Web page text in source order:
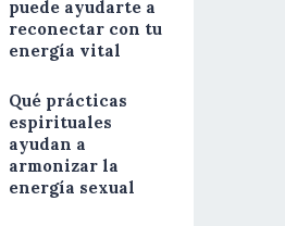
puede ayudarte a
reconectar con tu
energía vital
Qué prácticas
espirituales
ayudan a
armonizar la
energía sexual